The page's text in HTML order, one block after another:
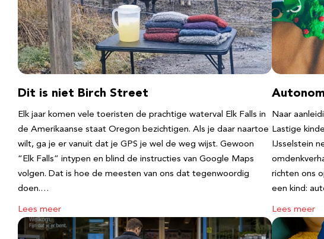
Dit is niet Birch Street
Elk jaar komen vele toeristen de prachtige waterval Elk Falls in
de Amerikaanse staat Oregon bezichtigen. Als je daar naartoe
wilt, ga je er vanuit dat je GPS je wel de weg wijst. Gewoon
“Elk Falls” intypen en blind de instructies van Google Maps
volgen. Dat is hoe de meesten van ons dat tegenwoordig
doen.…
Lees meer
Naar
Lastige
IJsselstein
richten ons
een kind:
Lees meer